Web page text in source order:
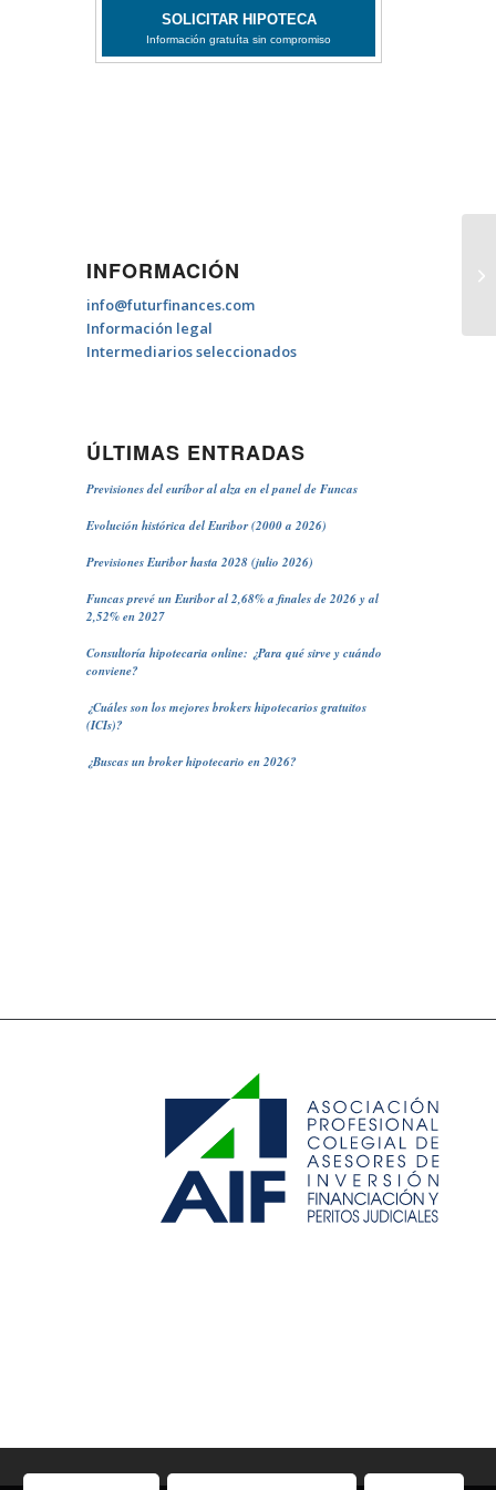
INFORMACIÓN
info@futurfinances.com
Información legal
Intermediarios seleccionados
ÚLTIMAS ENTRADAS
Previsiones del euríbor al alza en el panel de Funcas
Evolución histórica del Euribor (2000 a 2026)
Previsiones Euribor hasta 2028 (julio 2026)
Funcas prevé un Euribor al 2,68% a finales de 2026 y al
2,52% en 2027
Consultoría hipotecaria online: ¿Para qué sirve y cuándo
conviene?
¿Cuáles son los mejores brokers hipotecarios gratuitos
(ICIs)?
¿Buscas un broker hipotecario en 2026?